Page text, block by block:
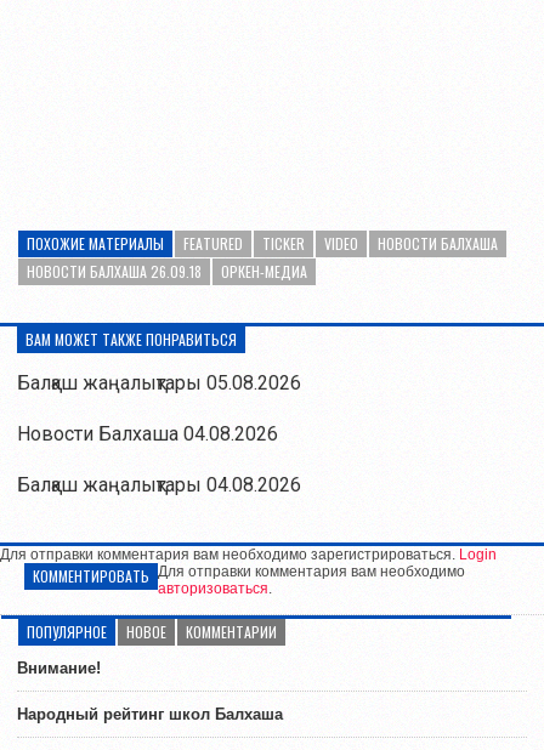
ПОХОЖИЕ МАТЕРИАЛЫ FEATURED TICKER VIDEO
НОВОСТИ БАЛХАША
НОВОСТИ БАЛХАША 26.09.18
ОРКЕН-МЕДИА
ВАМ МОЖЕТ ТАКЖЕ ПОНРАВИТЬСЯ
Балқаш жаңалықтары 05.08.2026
Новости Балхаша 04.08.2026
Балқаш жаңалықтары 04.08.2026
Для отправки комментария вам необходимо зарегистрироваться. Login
КОММЕНТИРОВАТЬ Для отправки комментария вам необходимо
авторизоваться.
ПОПУЛЯРНОЕ НОВОЕ КОММЕНТАРИИ
Внимание!
Народный рейтинг школ Балхаша